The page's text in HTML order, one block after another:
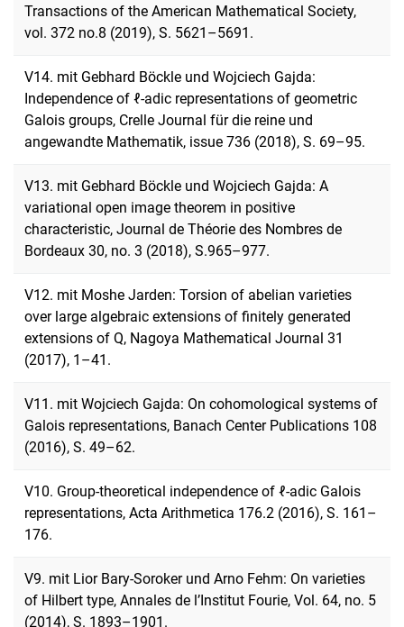
Transactions of the American Mathematical Society,
vol. 372 no.8 (2019), S. 5621–5691.
V14. mit Gebhard Böckle und Wojciech Gajda:
Independence of ℓ-adic representations of geometric
Galois groups, Crelle Journal für die reine und
angewandte Mathematik, issue 736 (2018), S. 69–95.
V13. mit Gebhard Böckle und Wojciech Gajda: A
variational open image theorem in positive
characteristic, Journal de Théorie des Nombres de
Bordeaux 30, no. 3 (2018), S.965–977.
V12. mit Moshe Jarden: Torsion of abelian varieties
over large algebraic extensions of finitely generated
extensions of Q, Nagoya Mathematical Journal 31
(2017), 1–41.
V11. mit Wojciech Gajda: On cohomological systems of
Galois representations, Banach Center Publications 108
(2016), S. 49–62.
V10. Group-theoretical independence of ℓ-adic Galois
representations, Acta Arithmetica 176.2 (2016), S. 161–
176.
V9. mit Lior Bary-Soroker und Arno Fehm: On varieties
of Hilbert type, Annales de l’Institut Fourie, Vol. 64, no. 5
(2014), S. 1893–1901.